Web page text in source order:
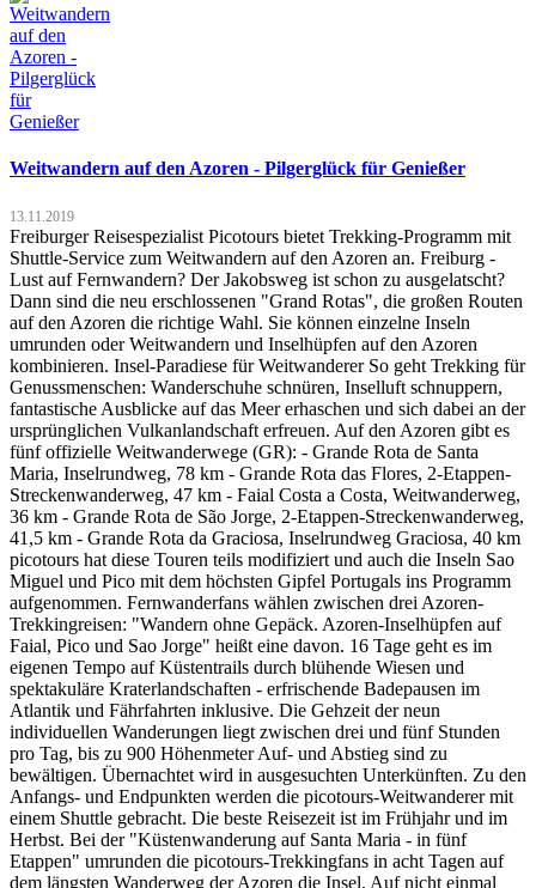
Weitwandern auf den Azoren - Pilgerglück für Genießer
13.11.2019
Freiburger Reisespezialist Picotours bietet Trekking-Programm mit
Shuttle-Service zum Weitwandern auf den Azoren an. Freiburg -
Lust auf Fernwandern? Der Jakobsweg ist schon zu ausgelatscht?
Dann sind die neu erschlossenen "Grand Rotas", die großen Routen
auf den Azoren die richtige Wahl. Sie können einzelne Inseln
umrunden oder Weitwandern und Inselhüpfen auf den Azoren
kombinieren. Insel-Paradiese für Weitwanderer So geht Trekking für
Genussmenschen: Wanderschuhe schnüren, Inselluft schnuppern,
fantastische Ausblicke auf das Meer erhaschen und sich dabei an der
ursprünglichen Vulkanlandschaft erfreuen. Auf den Azoren gibt es
fünf offizielle Weitwanderwege (GR): - Grande Rota de Santa
Maria, Inselrundweg, 78 km - Grande Rota das Flores, 2-Etappen-
Streckenwanderweg, 47 km - Faial Costa a Costa, Weitwanderweg,
36 km - Grande Rota de São Jorge, 2-Etappen-Streckenwanderweg,
41,5 km - Grande Rota da Graciosa, Inselrundweg Graciosa, 40 km
picotours hat diese Touren teils modifiziert und auch die Inseln Sao
Miguel und Pico mit dem höchsten Gipfel Portugals ins Programm
aufgenommen. Fernwanderfans wählen zwischen drei Azoren-
Trekkingreisen: "Wandern ohne Gepäck. Azoren-Inselhüpfen auf
Faial, Pico und Sao Jorge" heißt eine davon. 16 Tage geht es im
eigenen Tempo auf Küstentrails durch blühende Wiesen und
spektakuläre Kraterlandschaften - erfrischende Badepausen im
Atlantik und Fährfahrten inklusive. Die Gehzeit der neun
individuellen Wanderungen liegt zwischen drei und fünf Stunden
pro Tag, bis zu 900 Höhenmeter Auf- und Abstieg sind zu
bewältigen. Übernachtet wird in ausgesuchten Unterkünften. Zu den
Anfangs- und Endpunkten werden die picotours-Weitwanderer mit
einem Shuttle gebracht. Die beste Reisezeit ist im Frühjahr und im
Herbst. Bei der "Küstenwanderung auf Santa Maria - in fünf
Etappen" umrunden die picotours-Trekkingfans in acht Tagen auf
dem längsten Wanderweg der Azoren die Insel. Auf nicht einmal